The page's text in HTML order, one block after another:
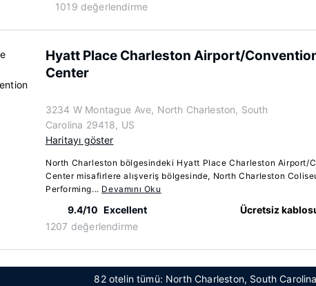
1019 değerlendirme
Hyatt Place Charleston Airport/
Center
3234 W Montague Ave, North Charleston, South
Carolina 29418, US
Haritayı göster
North Charleston bölgesindeki Hyatt Place Charleston Airport/
Center misafirlere alışveriş bölgesinde, North Charleston
Performing... Devamını Oku
9.4/10 Excellent
1207 değerlendirme
Ücretsiz
82 otelin tümü: North Charleston, South Carolina